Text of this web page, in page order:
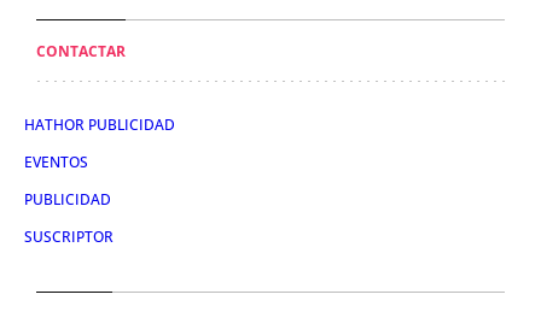
CONTACTAR
HATHOR PUBLICIDAD
EVENTOS
PUBLICIDAD
SUSCRIPTOR